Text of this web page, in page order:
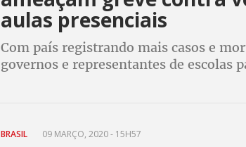
aulas presenciais
Com país registrando mais casos e
governos e representantes de escolas
BRASIL 09 MARÇO, 2020 - 15H57